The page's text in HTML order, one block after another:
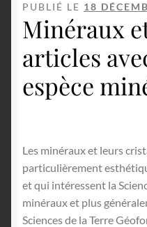
PUBLIÉ LE 18
Minéraux
articles
espèce
Les minéraux et leurs
particulièrement
et qui intéressent la
minéraux et plus
Sciences de la Terre